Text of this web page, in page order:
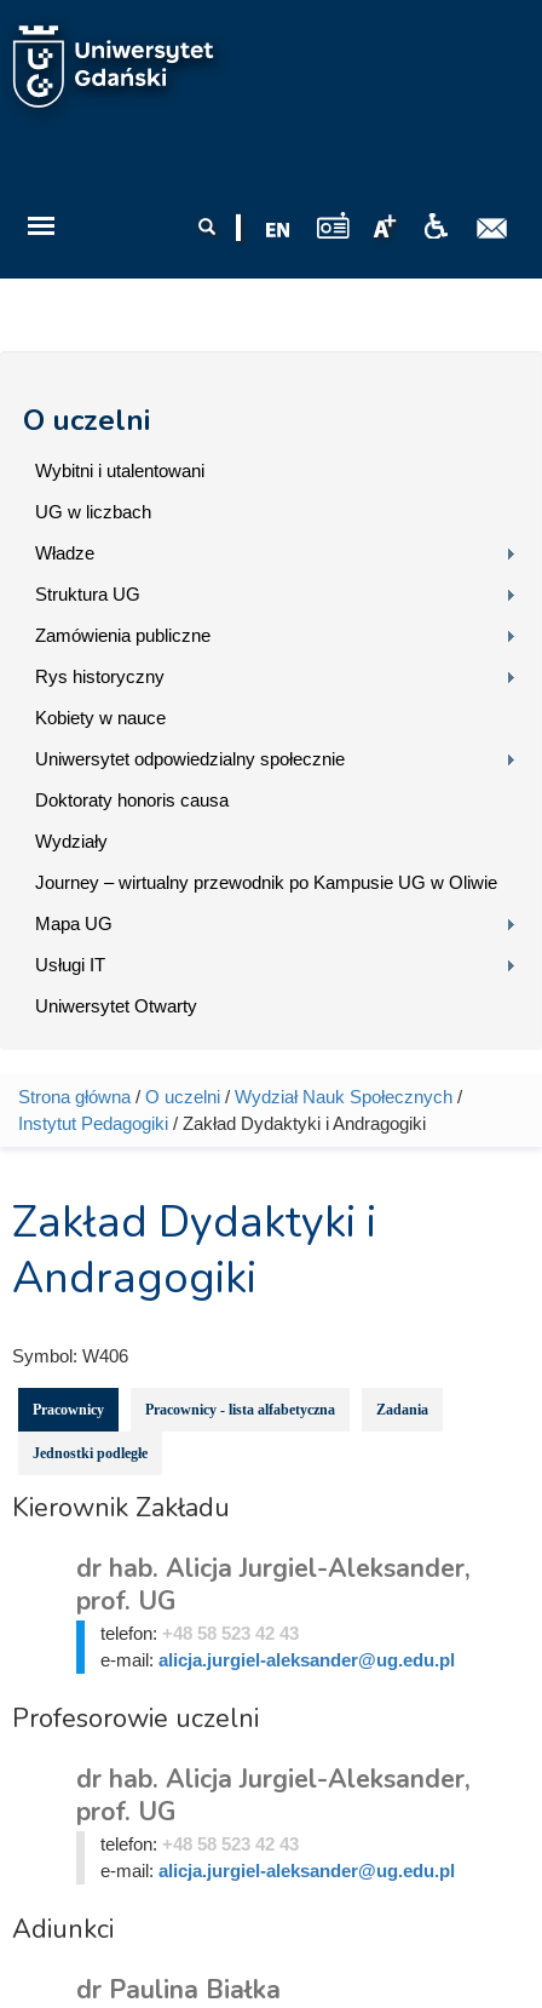
wyszukiwania
O uczelni
Wybitni i utalentowani
UG w liczbach
Władze
Struktura UG
Zamówienia publiczne
Rys historyczny
Kobiety w nauce
Uniwersytet odpowiedzialny społecznie
Doktoraty honoris causa
Wydziały
Journey – wirtualny przewodnik po Kampusie UG w Oliwie
Mapa UG
Usługi IT
Uniwersytet Otwarty
Jesteś tutaj
Strona główna / O uczelni / Wydział Nauk Społecznych /
Instytut Pedagogiki / Zakład Dydaktyki i Andragogiki
Zakład Dydaktyki i
Andragogiki
Symbol: W406
Pracownicy Pracownicy - lista alfabetyczna Zadania
Jednostki podległe
Kierownik Zakładu
dr hab. Alicja Jurgiel-Aleksander,
prof. UG
telefon: +48 58 523 42 43
e-mail: alicja.jurgiel-aleksander@ug.edu.pl
Profesorowie uczelni
dr hab. Alicja Jurgiel-Aleksander,
prof. UG
telefon: +48 58 523 42 43
e-mail: alicja.jurgiel-aleksander@ug.edu.pl
Adiunkci
dr Paulina Białka